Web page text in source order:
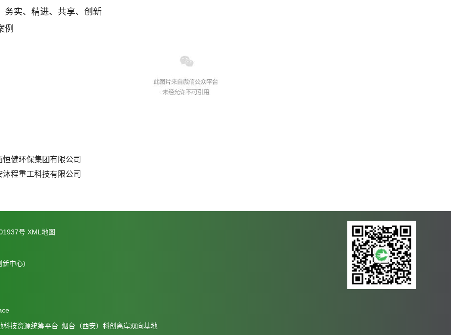
务实、精进、共享、创新
例
恒健环保集团有限公司
沐程重工科技有限公司
号 XML地图
新中心)
科技资源统筹平台 烟台（西安）科创离岸双向基地